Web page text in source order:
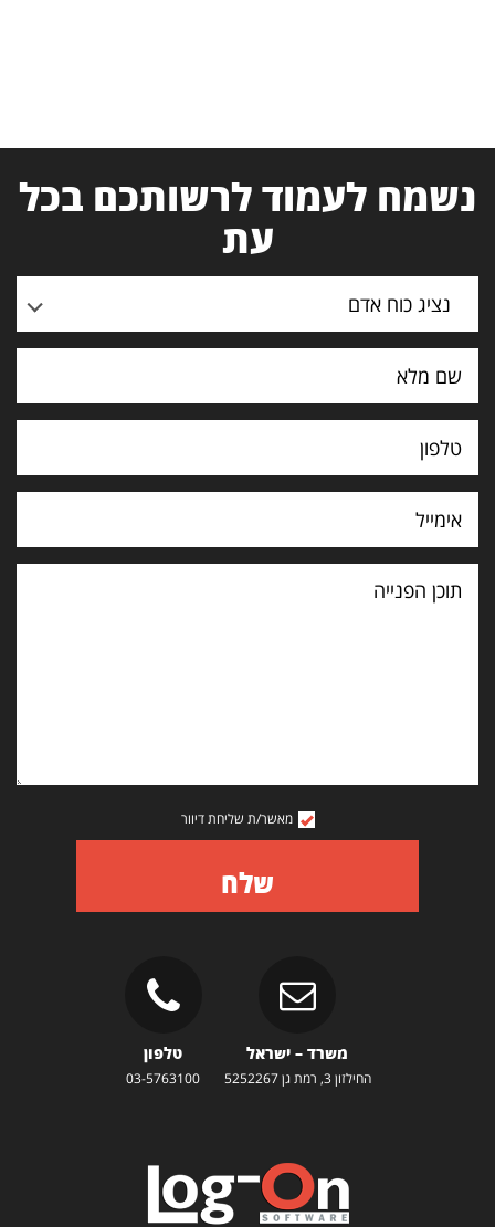
נשמח לעמוד לרשותכם בכל
עת
נציג כוח אדם
תוכן
הפנייה
מאשר/ת שליחת דיוור
שלח
משרד – ישראל
החילזון 3, רמת גן 5252267
טלפון
03-5763100